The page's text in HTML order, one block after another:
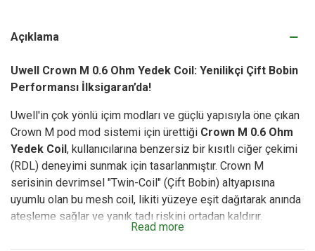
Açıklama
Uwell Crown M 0.6 Ohm Yedek Coil: Yenilikçi Çift Bobin
Performansı İlksigaran’da!
Uwell'in çok yönlü içim modları ve güçlü yapısıyla öne çıkan
Crown M pod mod sistemi için ürettiği Crown M 0.6 Ohm
Yedek Coil , kullanıcılarına benzersiz bir kısıtlı ciğer çekimi
(RDL) deneyimi sunmak için tasarlanmıştır. Crown M
serisinin devrimsel "Twin-Coil" (Çift Bobin) altyapısına
uyumlu olan bu mesh coil, likiti yüzeye eşit dağıtarak anında
ateşleme sağlar ve yanık tadı riskini ortadan kaldırır.
Read more